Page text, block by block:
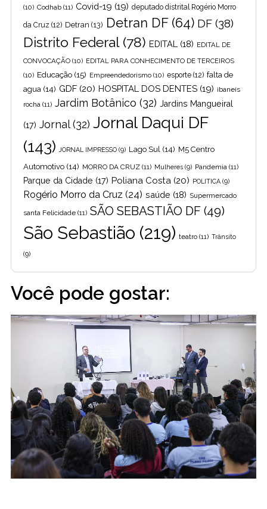
(10) Codhab (11) Covid-19 (19) deputado distrital Rogério Morro
da Cruz (12) Detran (13) Detran DF(64) DF (38)
Distrito Federal(78) EDITAL (18) EDITAL DE
CONVOCAÇÃO (10) EDITAL PARA CONHECIMENTO DE TERCEIROS
(10) Educação (15) Empreendedorismo (10) esporte (12) falta de
agua (14) GDF (20) HOSPITAL DOS DENTES (19) ibaneis
rocha (11) Jardim Botânico (32) Jardins Mangueiral
(17) Jornal(32) Jornal Daqui DF
(143)
JORNAL IMPRESSO (9) Lago Sul (14) M5 Centro
Automotivo (14) MORRO DA CRUZ (11) Mulheres (9) Pandemia (11)
Parque da Cidade (17) Poliana Costa (20) POLITICA (9)
Rogério Morro da Cruz (24) saúde (18) Supermercado
santa Felicidade (11) SÃO SEBASTIÃO DF (49)
São Sebastião (219) teatro (11) Trânsito
(9)
Você pode gostar: